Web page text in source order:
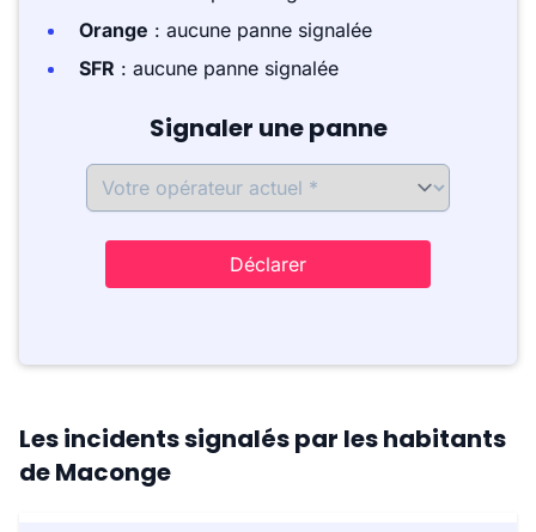
Orange : aucune panne signalée
SFR : aucune panne signalée
Signaler une panne
Déclarer
Les incidents signalés par les habitants
de Maconge